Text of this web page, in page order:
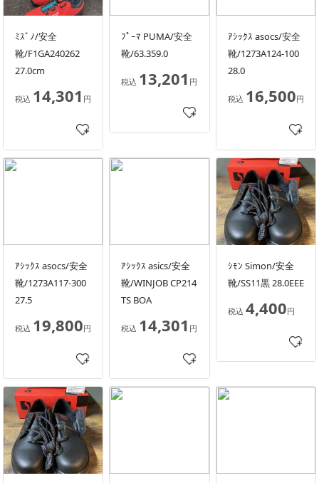
ﾐｽﾞﾉ/安全
靴/F1GA240262
27.0cm
税込 14,301 円
ﾌﾟｰﾏ PUMA/安全
靴/63.359.0
税込 13,201 円
ｱｼｯｸｽ asocs/安全
靴/1273A124-100
28.0
税込 16,500円
ｱｼｯｸｽ asocs/安全
靴/1273A117-300
27.5
税込 19,800円
ｱｼｯｸｽ asics/安全
靴/WINJOB CP214
TS BOA
税込 14,301 円
ｼﾓﾝ Simon/安全
靴/SS11黒 28.0EEE
税込 4,400円